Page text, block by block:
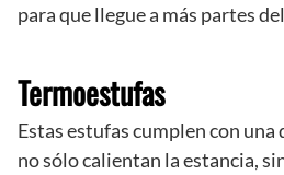
para que llegue a más partes
Termoestufas
Estas estufas cumplen con
no sólo calientan la estancia,